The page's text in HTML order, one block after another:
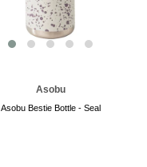
Asobu
Asobu Bestie Bottle - Seal